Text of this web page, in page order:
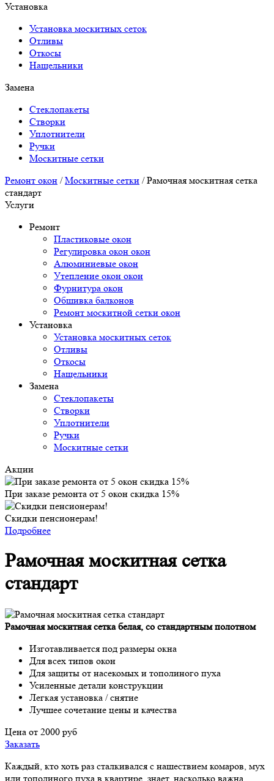
Установка
Установка москитных сеток
Отливы
Откосы
Нащельники
Замена
Стеклопакеты
Створки
Уплотнители
Ручки
Москитные сетки
Ремонт окон /Москитные сетки /Рамочная москитная сетка
стандарт
Услуги
Ремонт
Пластиковые окон
Регулировка окон окон
Алюминиевые окон
Утепление окон окон
Фурнитура окон
Обшивка балконов
Ремонт москитной сетки окон
Установка
Установка москитных сеток
Отливы
Откосы
Нащельники
Замена
Стеклопакеты
Створки
Уплотнители
Ручки
Москитные сетки
Акции
При заказе ремонта от 5 окон скидка 15%
Скидки пенсионерам!
Подробнее
Рамочная москитная сетка
стандарт
Рамочная москитная сетка белая, со стандартным полотном
Изготавливается под размеры окна
Для всех типов окон
Для защиты от насекомых и тополиного пуха
Усиленные детали конструкции
Легкая установка / снятие
Лучшее сочетание цены и качества
Цена от 2000 руб
Заказать
Каждый, кто хоть раз сталкивался с нашествием комаров, мух
или тополиного пуха в квартире, знает, насколько важна